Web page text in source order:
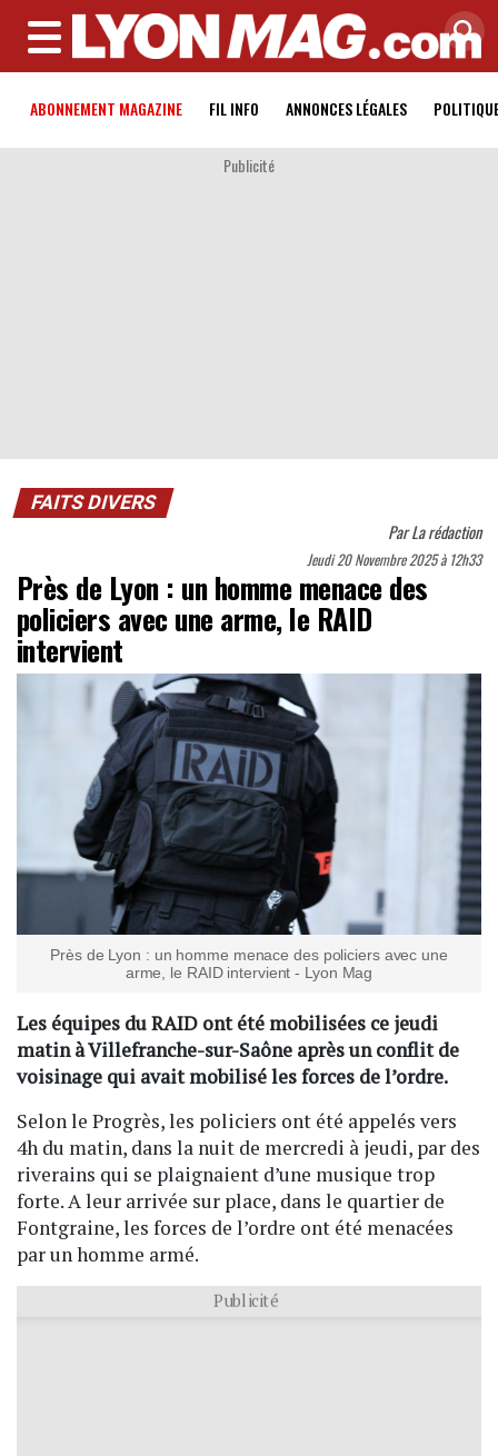
MENU
ABONNEMENT MAGAZINE FIL INFO ANNONCES LÉGALES
Publicité
FAITS DIVERS
ParLa rédaction
Jeudi 20 Novembre 2025 à 12h33
Près de Lyon : un homme menace des
policiers avec une arme, le RAID
intervient
Près de Lyon : un homme menace des policiers avec une
arme, le RAID intervient - Lyon Mag
Les équipes du RAID ont été mobilisées ce jeudi
matin à Villefranche-sur-Saône après un conflit de
voisinage qui avait mobilisé les forces de l’ordre.
Selon le Progrès, les policiers ont été appelés vers
4h du matin, dans la nuit de mercredi à jeudi, par des
riverains qui se plaignaient d’une musique trop
forte. A leur arrivée sur place, dans le quartier de
Fontgraine, les forces de l’ordre ont été menacées
par un homme armé.
Publicité